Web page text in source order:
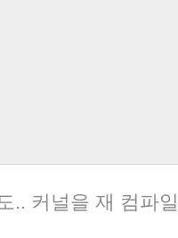
.. 커널을 재 컴파